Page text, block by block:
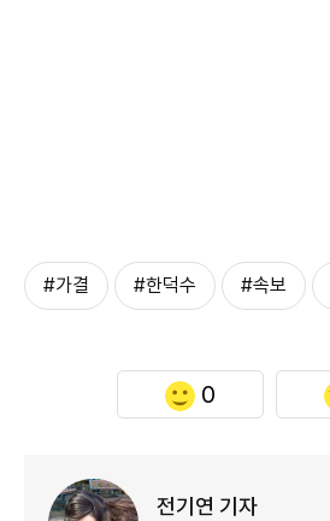
#가결 #한덕수 #속보
0
전기연 기자